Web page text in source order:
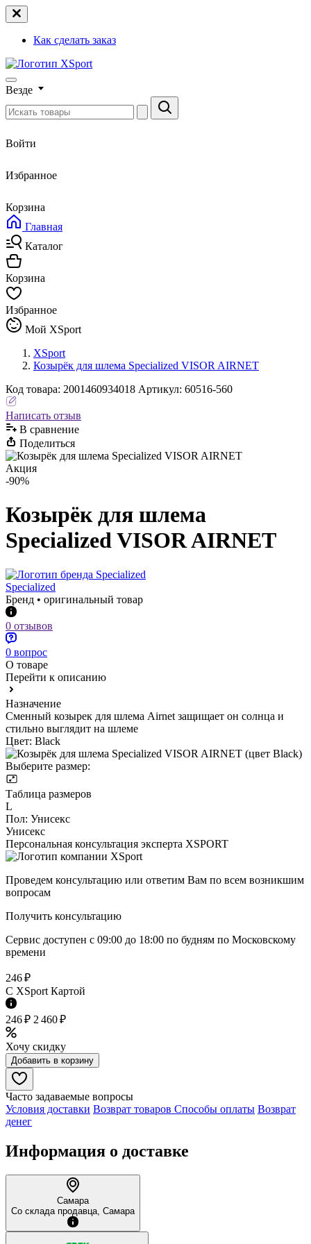
Как сделать заказ
Везде
Войти
Избранное
Корзина
Главная
Каталог
Корзина
Избранное
Мой XSport
XSport
Козырёк для шлема Specialized VISOR AIRNET
Код товара: 2001460934018 Артикул: 60516-560
Написать отзыв
В сравнениe
Поделиться
Акция
-90%
Козырёк для шлема
Specialized VISOR AIRNET
Specialized
Бренд • оригинальный товар
0 отзывов
0 вопрос
О товаре
Перейти к описанию
Назначение
Сменный козырек для шлема Airnet защищает он солнца и
стильно выглядит на шлеме
Цвет: Black
Выберите размер:
Таблица размеров
L
Пол: Унисекс
Унисекс
Персональная консультация эксперта XSPORT
Проведем консультацию или ответим Вам по всем возникшим
вопросам
Получить консультацию
Сервис доступен с 09:00 до 18:00 по будням по Московcкому
времени
246 ₽
C XSport Картой
246 ₽ 2 460 ₽
Хочу скидку
Добавить в корзину
Часто задаваемые вопросы
Условия доставки Возврат товаров Способы оплаты Возврат
денег
Информация о доставке
Самара
Со склада продавца, Самара